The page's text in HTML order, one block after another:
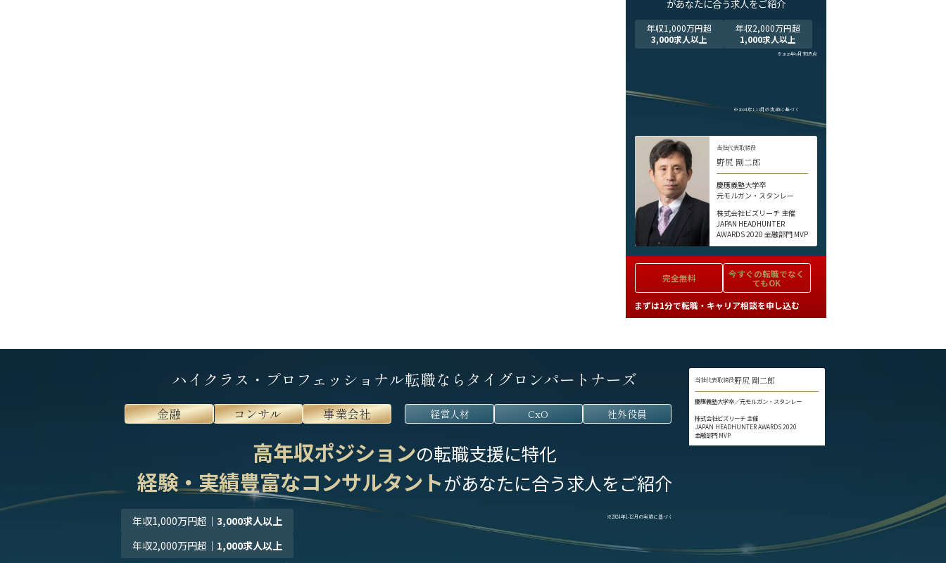
があなたに合う求人をご紹介
年収1,000万円超
3,000求人以上
年収2,000万円超
1,000求人以上
※2025年9月末時点
※2024年1-12月の実績に基づく
当社代表取締役
野尻 剛二郎
慶應義塾大学卒
元モルガン・スタンレー
株式会社ビズリーチ 主催
JAPAN HEADHUNTER
AWARDS 2020 金融部門 MVP
完全無料 今すぐの転職でなく
てもOK
まずは1分で転職・キャリア相談を申し込む
ハイクラス・プロフェッショナル転職ならタイグロンパートナーズ
金融 コンサル 事業会社 経営人材 CxO 社外役員
高年収ポジションの転職支援に特化
経験・実績豊富なコンサルタントがあなたに合う求人をご紹介
年収1,000万円超 ｜3,000求人以上
年収2,000万円超 ｜ 1,000求人以上
※2024年1-12月の実績に基づく
当社代表取締役野尻 剛二郎
慶應義塾大学卒／元モルガン・スタンレー
株式会社ビズリーチ 主催
JAPAN HEADHUNTER AWARDS 2020
金融部門 MVP